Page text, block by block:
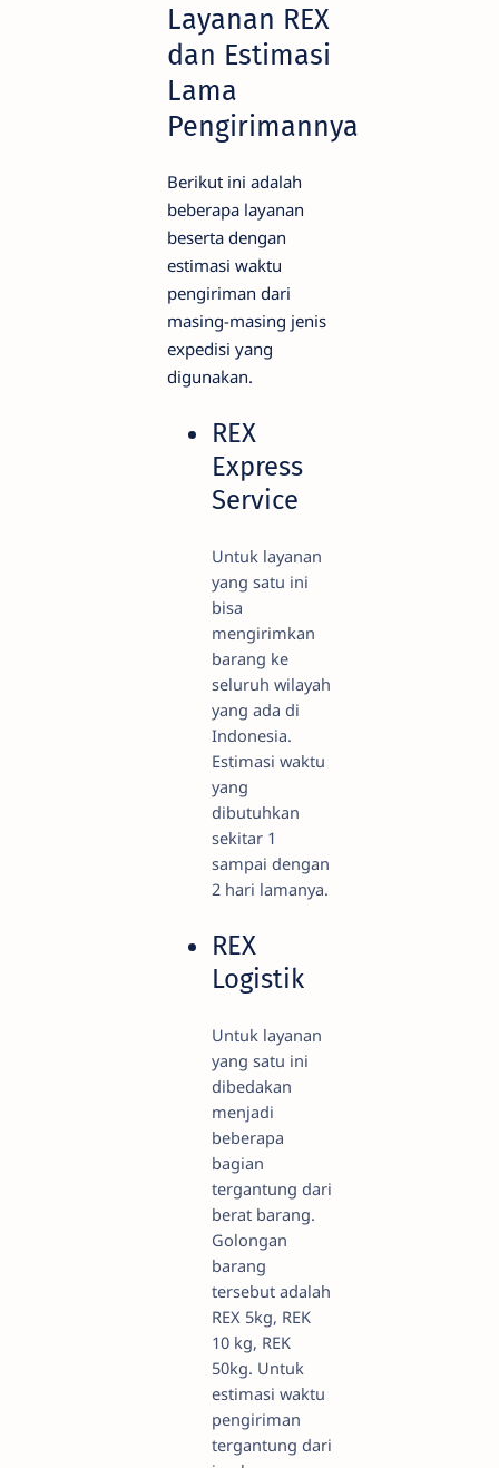
Layanan REX
dan Estimasi
Lama
Pengirimannya
Berikut ini adalah
beberapa layanan
beserta dengan
estimasi waktu
pengiriman dari
masing-masing jenis
expedisi yang
digunakan.
REX
Express
Service
Untuk layanan
yang satu ini
bisa
mengirimkan
barang ke
seluruh wilayah
yang ada di
Indonesia.
Estimasi waktu
yang
dibutuhkan
sekitar 1
sampai dengan
2 hari lamanya.
REX
Logistik
Untuk layanan
yang satu ini
dibedakan
menjadi
beberapa
bagian
tergantung dari
berat barang.
Golongan
barang
tersebut adalah
REX 5kg, REK
10 kg, REK
50kg. Untuk
estimasi waktu
pengiriman
tergantung dari